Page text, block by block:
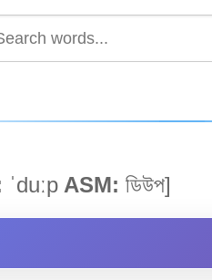
ˈduːp ASM: ডিউপ]